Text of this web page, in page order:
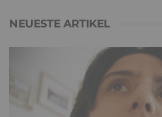
NEUESTE ARTIKEL